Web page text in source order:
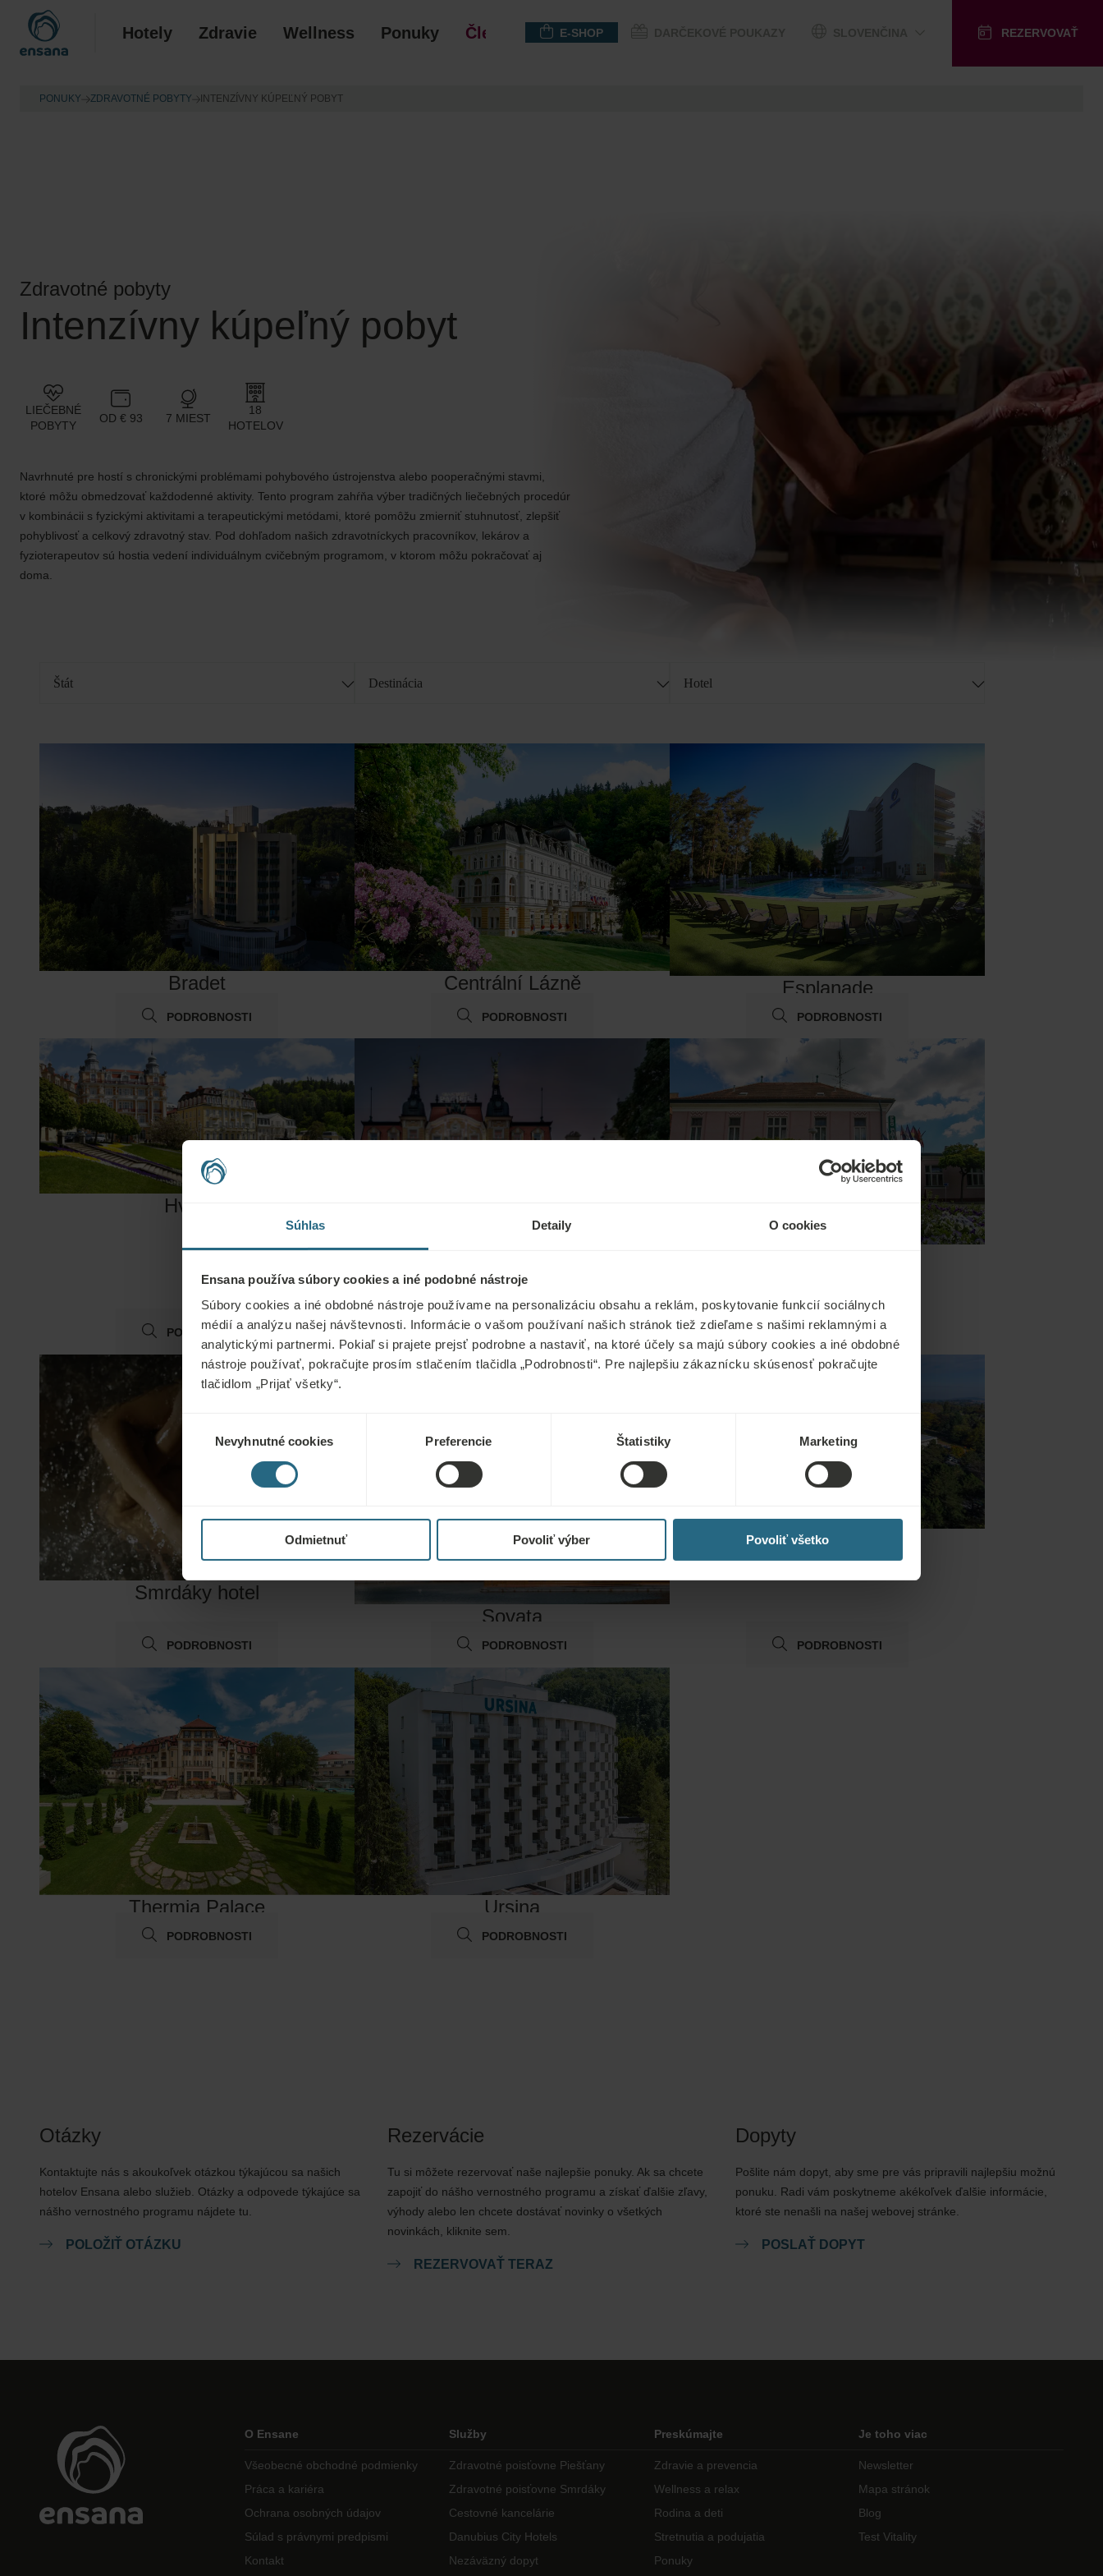
Súhlas Detaily O cookies
Ensana používa súbory cookies a iné podobné nástroje
Súbory cookies a iné obdobné nástroje používame na personalizáciu obsahu a reklám, poskytovanie funkcií sociálnych
médií a analýzu našej návštevnosti. Informácie o vašom používaní našich stránok tiež zdieľame s našimi reklamnými a
analytickými partnermi. Pokiaľ si prajete prejsť podrobne a nastaviť, na ktoré účely sa majú súbory cookies a iné obdobné
nástroje používať, pokračujte prosím stlačením tlačidla „Podrobnosti“. Pre najlepšiu zákaznícku skúsenosť pokračujte
tlačidlom „Prijať všetky“.
súhlasuNevyhnutné cookies Preferencie Štatistiky Marketing
Odmietnuť Povoliť výber Povoliť všetko
Hotely Zdravie Wellness Ponuky Členstvo E-SHOP REZERVOVAŤ
PONUKY ZDRAVOTNÉ POBYTY INTENZÍVNY KÚPEĽNÝ POBYT
Zdravotné pobyty
Intenzívny kúpeľný pobyt
LIEČEBNÉ
POBYTY
OD € 93 7 MIEST
18
HOTELOV
Navrhnuté pre hostí s chronickými problémami pohybového ústrojenstva alebo pooperačnými stavmi,
ktoré môžu obmedzovať každodenné aktivity. Tento program zahŕňa výber tradičných liečebných procedúr
v kombinácii s fyzickými aktivitami a terapeutickými metódami, ktoré pomôžu zmierniť stuhnutosť, zlepšiť
pohyblivosť a celkový zdravotný stav. Pod dohľadom našich zdravotníckych pracovníkov, lekárov a
fyzioterapeutov sú hostia vedení individuálnym cvičebným programom, v ktorom môžu pokračovať aj
doma.
Štát Destinácia Hotel
Bradet
PODROBNOSTI
Centrální Lázně
PODROBNOSTI
Esplanade
PODROBNOSTI
Hvězda
PODROBNOSTI
Pacifik
PODROBNOSTI PODROBNOSTI
Smrdáky hotel
PODROBNOSTI
Sovata
PODROBNOSTI
Splendid
PODROBNOSTI
Thermia Palace
PODROBNOSTI
Ursina
PODROBNOSTI
Otázky
Kontaktujte nás s akoukoľvek otázkou týkajúcou sa našich
hotelov Ensana alebo služieb. Otázky a odpovede týkajúce sa
nášho vernostného programu nájdete tu.
POLOŽIŤ OTÁZKU
Rezervácie
Tu si môžete rezervovať naše najlepšie ponuky. Ak sa chcete
zapojiť do nášho vernostného programu a získať ďalšie zľavy,
výhody alebo len chcete dostávať novinky o všetkých
novinkách, kliknite sem.
REZERVOVAŤ TERAZ
Dopyty
Pošlite nám dopyt, aby sme pre vás pripravili najlepšiu možnú
ponuku. Radi vám poskytneme akékoľvek ďalšie informácie,
ktoré ste nenašli na našej webovej stránke.
POSLAŤ DOPYT
O Ensane
Všeobecné obchodné podmienky
Práca a kariéra
Ochrana osobných údajov
Súlad s právnymi predpismi
Kontakt
Služby
Zdravotné poisťovne Piešťany
Zdravotné poisťovne Smrdáky
Cestovné kancelárie
Danubius City Hotels
Nezáväzný dopyt
Preskúmajte
Zdravie a prevencia
Wellness a relax
Rodina a deti
Stretnutia a podujatia
Ponuky
Je toho viac
Newsletter
Mapa stránok
Blog
Test Vitality